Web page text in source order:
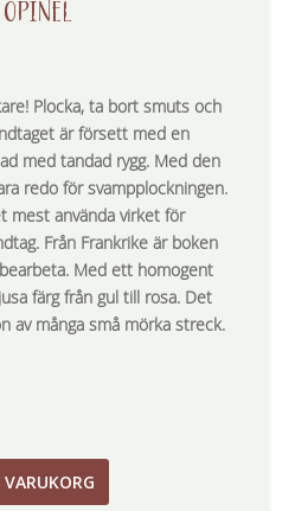
Plocka, ta bort smuts och
är försett med en
med tandad rygg. Med den
redo för svampplockningen.
mest använda virket för
Från Frankrike är boken
Med ett homogent
färg från gul till rosa. Det
av många små mörka streck.